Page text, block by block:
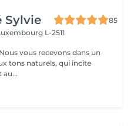
Sylvie
85
L-2511
tons naturels, qui incite
au...